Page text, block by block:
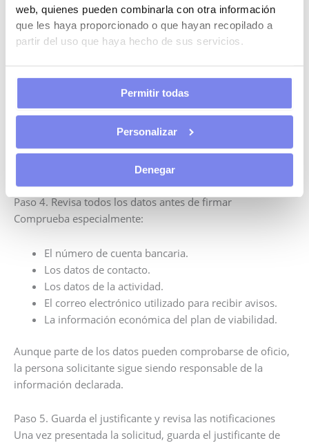
web, quienes pueden combinarla con otra información
que les haya proporcionado o que hayan recopilado a
partir del uso que haya hecho de sus servicios.
Permitir todas
Personalizar
Denegar
El formulario de solicitud.
La documentación de representación, cuando
la ayuda.
Antes de enviar la solicitud, comprueba siempre la
documentación exigida en el procedimiento oficial.
Paso 4. Revisa todos los datos antes de firmar
Comprueba especialmente:
El número de cuenta bancaria.
Los datos de contacto.
Los datos de la actividad.
El correo electrónico utilizado para recibir avisos.
La información económica del plan de viabilidad.
Aunque parte de los datos pueden comprobarse de oficio,
la persona solicitante sigue siendo responsable de la
información declarada.
Paso 5. Guarda el justificante y revisa las notificaciones
Una vez presentada la solicitud, guarda el justificante de